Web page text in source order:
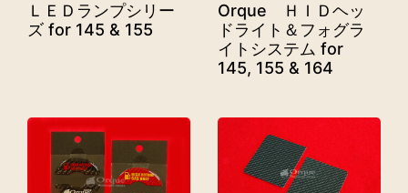
ＬＥＤランプシリー
ズ for 145 & 155
Orque ＨＩＤヘッ
ドライト＆フォグラ
イトシステム for
145, 155 & 164